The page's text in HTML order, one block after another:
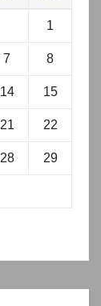
1
7 8
14 15
21 22
28 29